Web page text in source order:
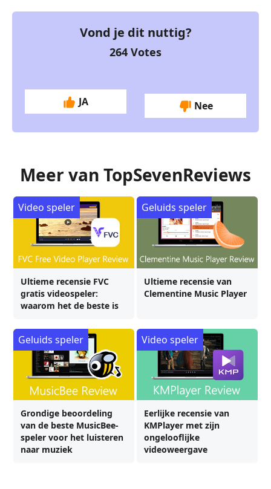
Vond je dit nuttig?
264 Votes
JA Nee
Meer van TopSevenReviews
Ultieme recensie FVC
gratis videospeler:
waarom het de beste is
Video speler
Ultieme recensie van
Clementine Music Player
Geluids speler
Grondige beoordeling
van de beste MusicBee-
speler voor het luisteren
naar muziek
Geluids speler
Eerlijke recensie van
KMPlayer met zijn
ongelooflijke
videoweergave
Video speler